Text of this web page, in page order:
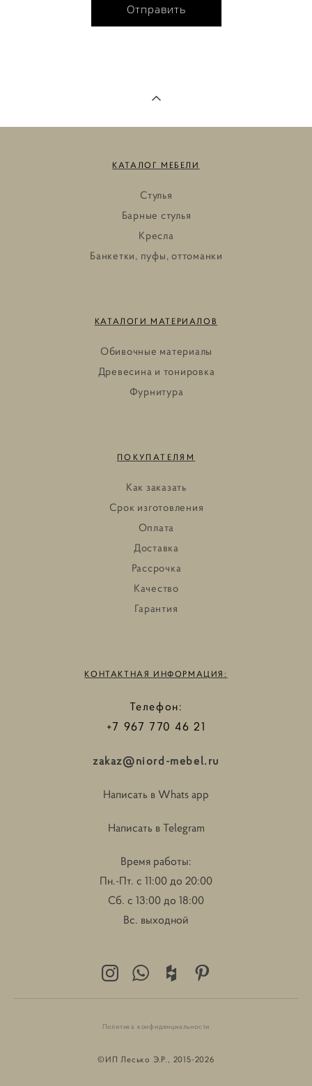
Отправить
КАТАЛОГ МЕБЕЛИ
Стулья
Барные стулья
Кресла
Банкетки, пуфы, оттоманки
КАТАЛОГИ МАТЕРИАЛОВ
Обивочные материалы
Древесина и тонировка
Фурнитура
ПОКУПАТЕЛЯМ
Как заказать
Срок изготовления
Оплата
Доставка
Рассрочка
Качество
Гарантия
КОНТАКТНАЯ ИНФОРМАЦИЯ:
Телефон:
+7 967 770 46 21
zakaz@niord-mebel.ru
Написать в Whats app
Написать в Telegram
Время работы:
Пн.-Пт. с 11:00 до 20:00
Сб. с 13:00 до 18:00
Вс. выходной
Политика конфиденциальности
©ИП Лесько Э.Р., 2015-2026